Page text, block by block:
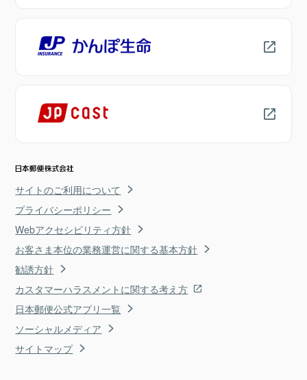
サイトのご利用について
プライバシーポリシー
Webアクセシビリティ方針
お客さま本位の業務運営に関する基本方針
勧誘方針
カスタマーハラスメントに関する考え方
日本郵便公式アプリ一覧
ソーシャルメディア
サイトマップ